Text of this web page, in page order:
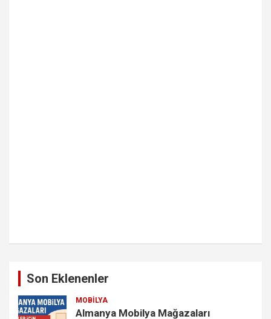
Son Eklenenler
MOBILYA
Almanya Mobilya Mağazaları